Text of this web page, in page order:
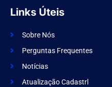
f
a
e
o
k
g
r
m
Links Úteis
Sobre Nós
Perguntas Frequentes
Notícias
Atualização Cadastrl